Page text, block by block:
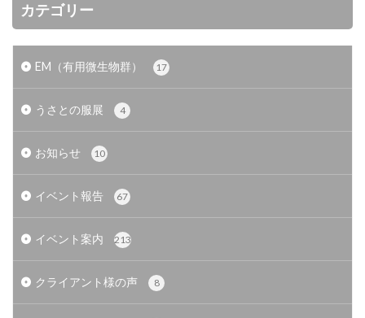
カテゴリー
EM（有用微生物群） 17
うさとの服展 4
お知らせ 10
イベント報告 67
イベント案内 213
クライアント様の声 8